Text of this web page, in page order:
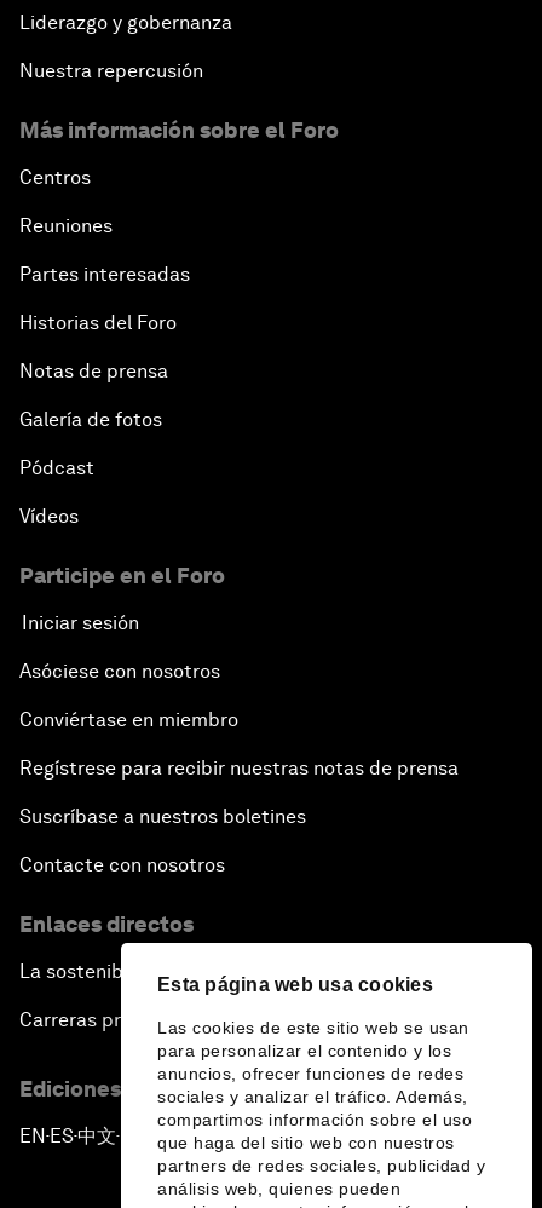
Esta página web usa cookies
Las cookies de este sitio web se usan
para personalizar el contenido y los
anuncios, ofrecer funciones de redes
sociales y analizar el tráfico. Además,
compartimos información sobre el uso
que haga del sitio web con nuestros
partners de redes sociales, publicidad y
análisis web, quienes pueden
Liderazgo y gobernanza
Nuestra repercusión
Más información sobre el Foro
Centros
Reuniones
Partes interesadas
Historias del Foro
Notas de prensa
Galería de fotos
Pódcast
Vídeos
Participe en el Foro
Iniciar sesión
Asóciese con nosotros
Conviértase en miembro
Regístrese para recibir nuestras notas de prensa
Suscríbase a nuestros boletines
Contacte con nosotros
Enlaces directos
La sostenibilidad en el Foro
Carreras profesionales
Ediciones en otros idiomas
EN ▪ ES▪中文▪ 日本語